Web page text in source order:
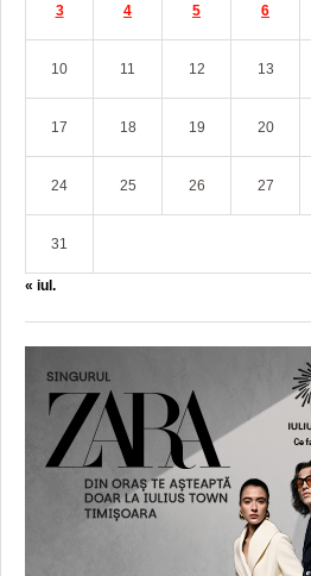
3 4 5 6
10 11 12 13
17 18 19 20
24 25 26 27
31
« iul.